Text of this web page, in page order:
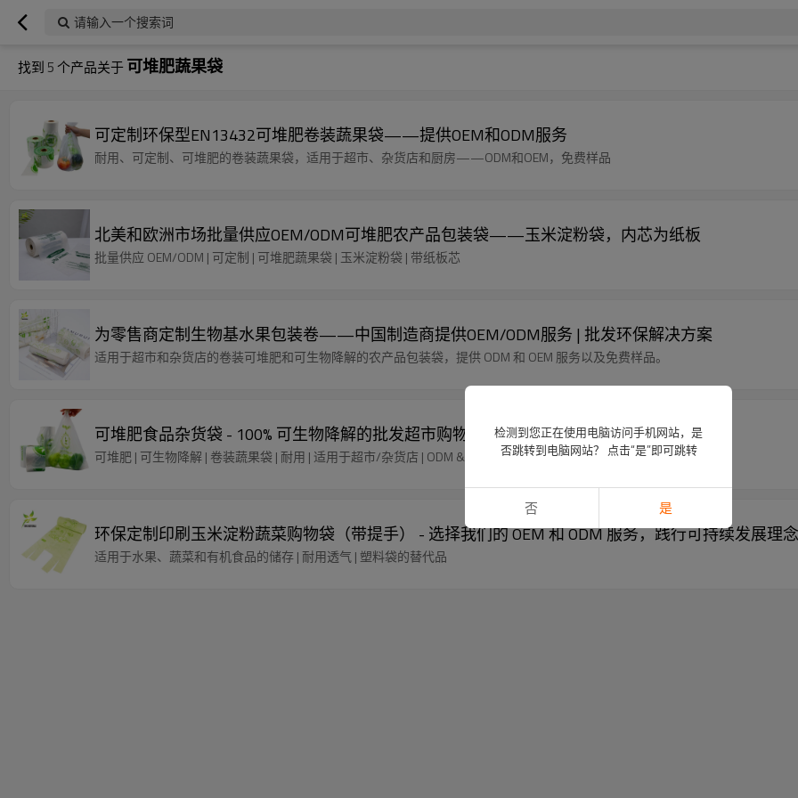
请输入一个搜索词
找到 5个产品关于可堆肥蔬果袋
可定制环保型EN13432可堆肥卷装蔬果袋——提供OEM和ODM服务
耐用、可定制、可堆肥的卷装蔬果袋，适用于超市、杂货店和厨房——ODM和OEM，免费样品
北美和欧洲市场批量供应OEM/ODM可堆肥农产品包装袋——玉米淀粉袋，内芯为纸板
批量供应 OEM/ODM | 可定制 | 可堆肥蔬果袋 | 玉米淀粉袋 | 带纸板芯
为零售商定制生物基水果包装卷——中国制造商提供OEM/ODM服务 | 批发环保解决方案
适用于超市和杂货店的卷装可堆肥和可生物降解的农产品包装袋，提供 ODM 和 OEM 服务以及免费样品。
可堆肥食品杂货袋 - 100% 可生物降解的批发超市购物解决方案
可堆肥 | 可生物降解 | 卷装蔬果袋 | 耐用 | 适用于超市/杂货店 | ODM & OEM | 免费样品
环保定制印刷玉米淀粉蔬菜购物袋（带提手） - 选择我们的 OEM 和 ODM 服务，践行可持续发展理念
适用于水果、蔬菜和有机食品的储存 | 耐用透气 | 塑料袋的替代品
检测到您正在使用电脑访问手机网站，是
否跳转到电脑网站？ 点击“是”即可跳转
否 是